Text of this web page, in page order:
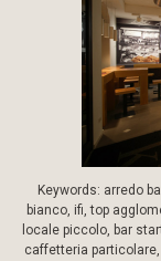
Keywords: arredo
bianco, ifi, top
locale piccolo, bar
caffetteria